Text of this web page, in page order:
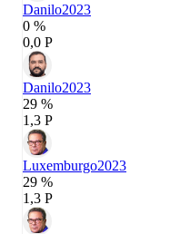
Danilo2023
0 %
0,0 P
Danilo2023
29 %
1,3 P
Luxemburgo2023
29 %
1,3 P